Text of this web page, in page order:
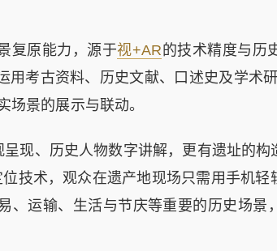
复原能力，源于视+AR的技术精度与历
考古资料、历史文献、口述史及学术
场景的展示与联动。
、历史人物数字讲解，更有遗址的构
技术，观众在遗产地现场只需用手机
、运输、生活与节庆等重要的历史场景